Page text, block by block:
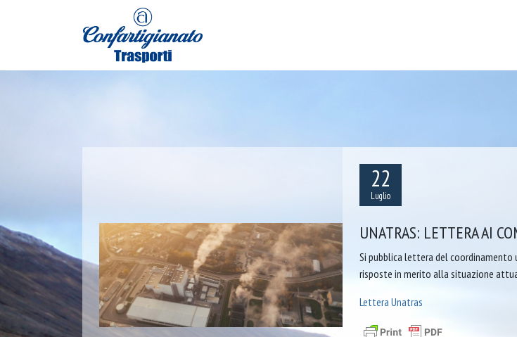
22
Luglio
UNATRAS: LETTERA AI
Si pubblica lettera del coordinamento
risposte in merito alla situazione
Lettera Unatras